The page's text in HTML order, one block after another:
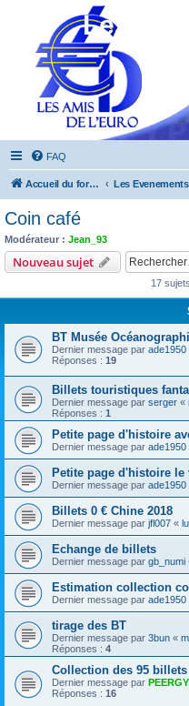
Les
FAQ
Accueil du forum
Coin café
Modérateur : Jean_93
Nouveau sujet
17
BT Musée
Dernier message par ade1950
Réponses : 19
Billets touristiques
Dernier message par serger «
Réponses : 1
Petite page d'histoire
Dernier message par ade1950
Petite page d'histoire
Dernier message par ade1950
Billets 0 € Chine 2018
Dernier message par jfl007 «
Echange de billets
Dernier message par gb_numi
Estimation collection
Dernier message par ade1950
tirage des BT
Dernier message par 3bun «
Réponses : 4
Collection des 95 billets
Dernier message par
Réponses : 16